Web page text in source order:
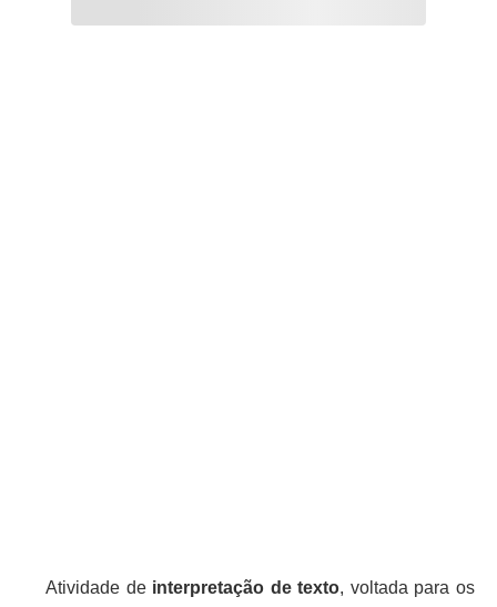
Atividade de interpretação de texto, voltada para os